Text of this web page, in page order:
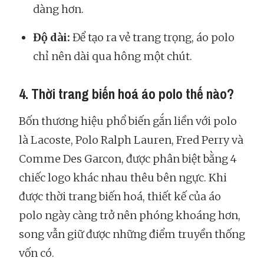
dàng hơn.
Độ dài: Để tạo ra vẻ trang trọng, áo polo
chỉ nên dài qua hông một chút.
4. Thời trang biến hoá áo polo thế nào?
Bốn thương hiệu phổ biến gắn liền với polo
là Lacoste, Polo Ralph Lauren, Fred Perry và
Comme Des Garcon, được phân biệt bằng 4
chiếc logo khác nhau thêu bên ngực. Khi
được thời trang biến hoá, thiết kế của áo
polo ngày càng trở nên phóng khoáng hơn,
song vẫn giữ được những điểm truyền thống
vốn có.